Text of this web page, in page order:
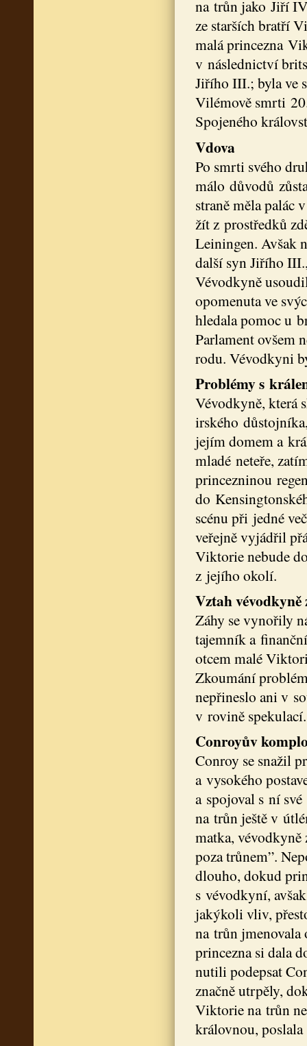
na trůn jako Jiří
ze starších bratří
malá princezna
v následnictví
Jiřího III.; byla ve
Vilémově smrti
Spojeného
Vdova
Po smrti svého
málo důvodů
straně měla palác
žít z prostředků
Leiningen. Avšak
další syn Jiřího
Vévodkyně
opomenuta ve
hledala pomoc u
Parlament ovšem
rodu. Vévodkyni
Problémy s
Vévodkyně, která
irského
jejím domem a
mladé neteře,
princezninou
do
scénu při jedné
veřejně vyjádřil
Viktorie nebude
z jejího okolí.
Vztah
Záhy se vynořily
tajemník a
otcem malé
Zkoumání
nepřineslo ani v
v rovině spekulací.
Conroyův
Conroy se snažil
a vysokého
a spojoval s ní
na trůn ještě v
matka,
poza trůnem”.
dlouho, dokud
s vévodkyní,
jakýkoli vliv,
na trůn jmenovala
princezna si dala
nutili podepsat
značně utrpěly,
Viktorie na trůn
královnou, poslala